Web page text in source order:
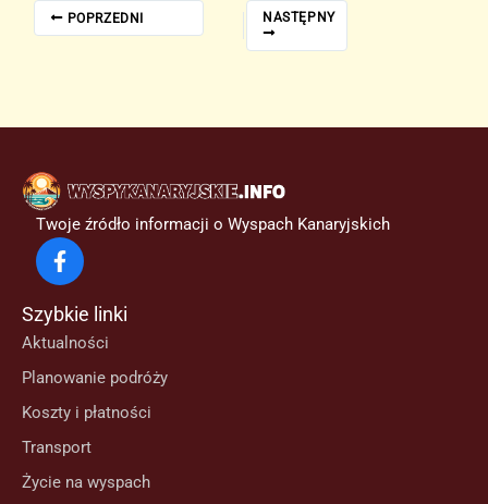
POPRZEDNI NASTĘPNY
Twoje źródło informacji o Wyspach Kanaryjskich
Szybkie linki
Aktualności
Planowanie podróży
Koszty i płatności
Transport
Życie na wyspach